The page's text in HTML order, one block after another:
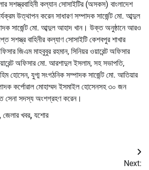
কল্যান সোসাইটির (অসকস) বাংলাদেশ
উত্থাপন করেন সাধারণ সম্পাদক সার্জেন্ট মো. আব্দুল
সার্জেন্ট মো. আব্দুল আহাদ খান। উক্ত অনুষ্ঠানে আরও
সশস্ত্র বাহিনীর কল্যাণ সোসাইটি কেশবপুর শাখার
জিএম মাহবুবুর রহমান, সিনিয়র ওয়ারেন্ট অফিসার
অফিসার মো. আরশাদুল ইসলাম, সহ সভাপতি,
হোসেন, যুগ্ম সংগঠনিক সম্পাদক সার্জেন্ট মো. আতিয়ার
কর্পোরাল মোহাম্মদ ইসমাইল হোসেনসহ ৩০ জন
সেনা সদস্য অংশগ্রহণ করেন।
, জেলার খবর, যশোর
Next: